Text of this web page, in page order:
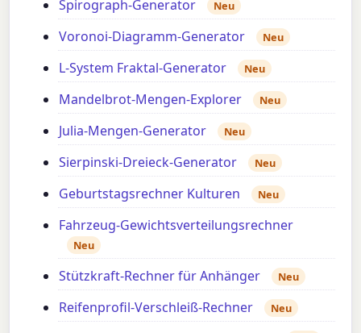
Spirograph-Generator Neu
Voronoi-Diagramm-Generator Neu
L-System Fraktal-Generator Neu
Mandelbrot-Mengen-Explorer Neu
Julia-Mengen-Generator Neu
Sierpinski-Dreieck-Generator Neu
Geburtstagsrechner Kulturen Neu
Fahrzeug-Gewichtsverteilungsrechner
Neu
Stützkraft-Rechner für Anhänger Neu
Reifenprofil-Verschleiß-Rechner Neu